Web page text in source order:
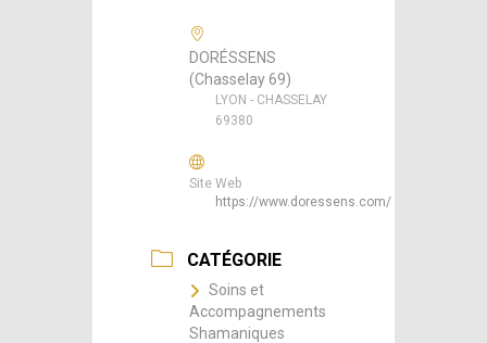
DORÉSSENS
(Chasselay 69)
LYON - CHASSELAY
69380
Site Web
https://www.doressens.com/
CATÉGORIE
Soins et
Accompagnements
Shamaniques